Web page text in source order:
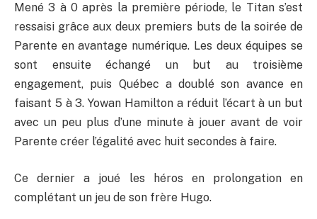
Mené 3 à 0 après la première période, le Titan s’est
ressaisi grâce aux deux premiers buts de la soirée de
Parente en avantage numérique. Les deux équipes se
sont ensuite échangé un but au troisième
engagement, puis Québec a doublé son avance en
faisant 5 à 3. Yowan Hamilton a réduit l’écart à un but
avec un peu plus d’une minute à jouer avant de voir
Parente créer l’égalité avec huit secondes à faire.
Ce dernier a joué les héros en prolongation en
complétant un jeu de son frère Hugo.